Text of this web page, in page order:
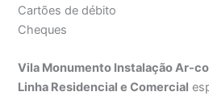
Cartões de débito
Cheques
Vila Monumento Instalação Ar-
Linha Residencial e Comercial